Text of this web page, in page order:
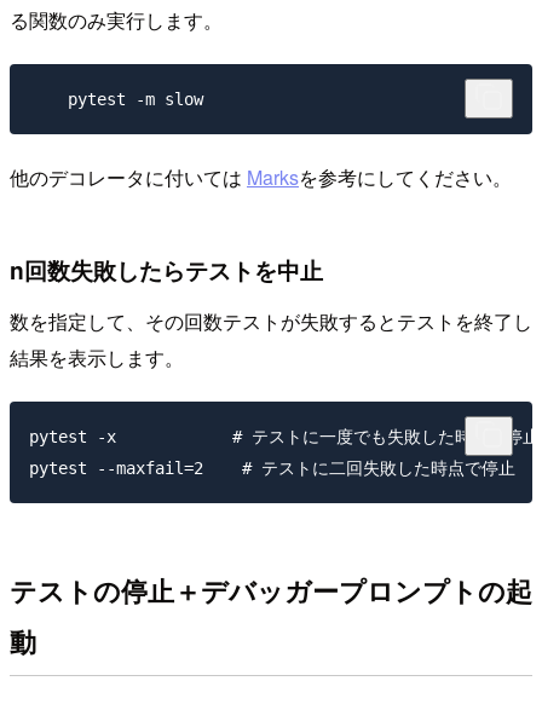
る関数のみ実行します。
他のデコレータに付いては Marksを参考にしてください。
n回数失敗したらテストを中止
数を指定して、その回数テストが失敗するとテストを終了し
結果を表示します。
pytest -x            # テストに一度でも失敗した時点で停止
テストの停止＋デバッガープロンプトの起
動